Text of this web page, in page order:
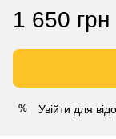
1 650 грн
% Увійти для